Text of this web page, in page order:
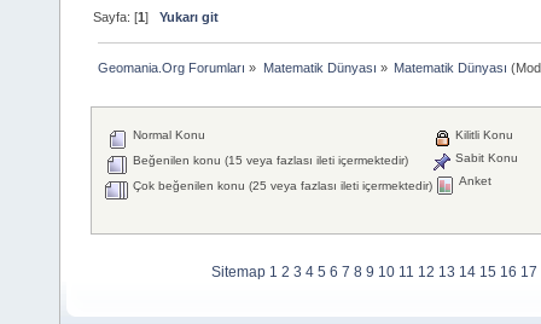
Sayfa: [1]Yukarı git
Geomania.Org Forumları » Matematik Dünyası » Matematik Dünyası
Normal Konu
Beğenilen konu (15 veya fazlası ileti içermektedir)
Çok beğenilen konu (25 veya fazlası ileti içermektedir)
Kilitli Konu
Sabit Konu
Anket
Sitemap 1 2 3 4 5 6 7 8 9 10 11 12 13 14 15 16 17